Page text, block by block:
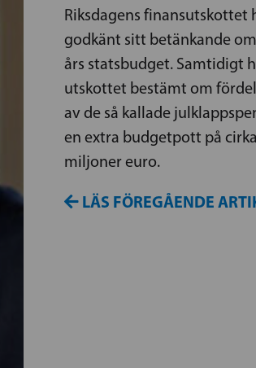
Riksdagens finansutskottet
godkänt sitt betänkande
års statsbudget. Samtidigt
utskottet bestämt om
av de så kallade
en extra budgetpott på
miljoner euro.
LÄS FÖREGÅENDE